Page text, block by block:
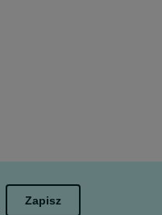
Zapisz